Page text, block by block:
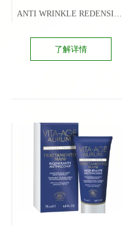
ANTI WRINKLE REDENSIFYING SERUM
了解详情